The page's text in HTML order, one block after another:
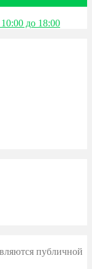
до 18:00
публичной